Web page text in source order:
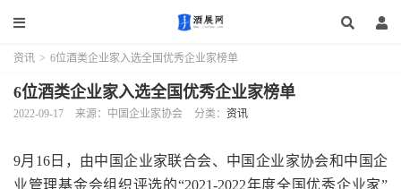
资讯 > 6位酒类企业家入选全国优秀企业家榜单
6位酒类企业家入选全国优秀企业家榜单
2022-09-17 来源：中国企业家协会 分类： 资讯
9月16日，由中国企业家联合会、中国企业家协会和中国企
业管理基金会组织评选的“2021-2022年度全国优秀企业家”